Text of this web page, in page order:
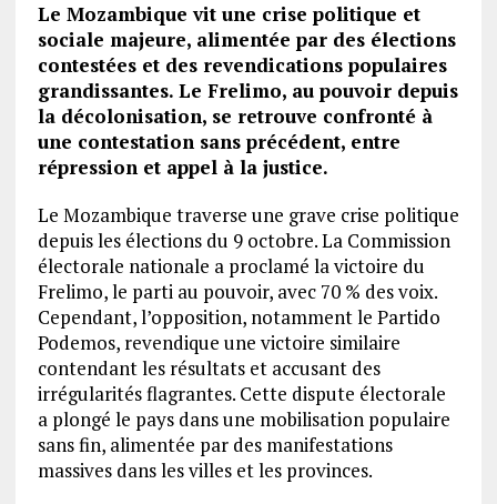
Le Mozambique vit une crise politique et
sociale majeure, alimentée par des élections
contestées et des revendications populaires
grandissantes. Le Frelimo, au pouvoir depuis
la décolonisation, se retrouve confronté à
une contestation sans précédent, entre
répression et appel à la justice.
Le Mozambique traverse une grave crise politique
depuis les élections du 9 octobre. La Commission
électorale nationale a proclamé la victoire du
Frelimo, le parti au pouvoir, avec 70 % des voix.
Cependant, l’opposition, notamment le Partido
Podemos, revendique une victoire similaire
contendant les résultats et accusant des
irrégularités flagrantes. Cette dispute électorale
a plongé le pays dans une mobilisation populaire
sans fin, alimentée par des manifestations
massives dans les villes et les provinces.